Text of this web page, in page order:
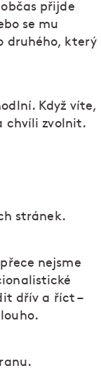
přijde
se mu
druhého, který
Když víte,
chvíli zvolnit.
stránek.
nejsme
dřív a říct –